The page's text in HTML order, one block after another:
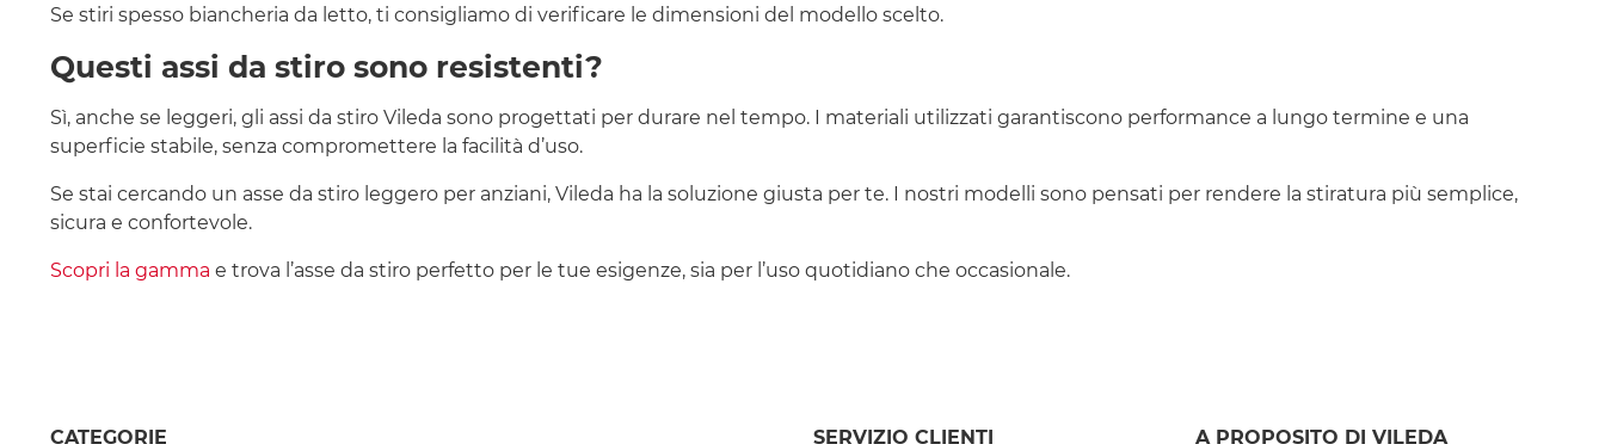
Se stiri spesso biancheria da letto, ti consigliamo di verificare le dimensioni del modello scelto.
Questi assi da stiro sono resistenti?
Sì, anche se leggeri, gli assi da stiro Vileda sono progettati per durare nel tempo. I materiali utilizzati garantiscono performance a lungo termine e una
superficie stabile, senza compromettere la facilità d’uso.
Se stai cercando un asse da stiro leggero per anziani, Vileda ha la soluzione giusta per te. I nostri modelli sono pensati per rendere la stiratura più semplice,
sicura e confortevole.
Scopri la gamma e trova l’asse da stiro perfetto per le tue esigenze, sia per l’uso quotidiano che occasionale.
CATEGORIE SERVIZIO CLIENTI A PROPOSITO DI VILEDA